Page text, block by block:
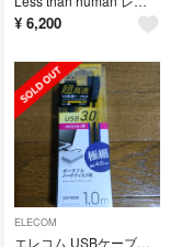
¥ 6,200
ELECOM
エレコム USBケーブル USB3.0 マイクロBケーブル microB-A 極